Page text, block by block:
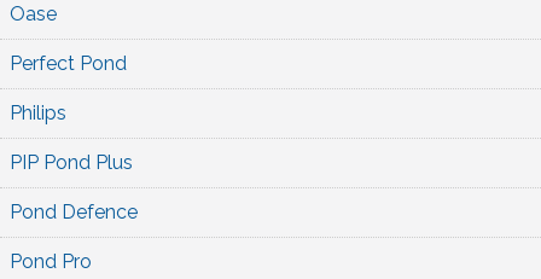
Oase
Perfect Pond
Philips
PIP Pond Plus
Pond Defence
Pond Pro